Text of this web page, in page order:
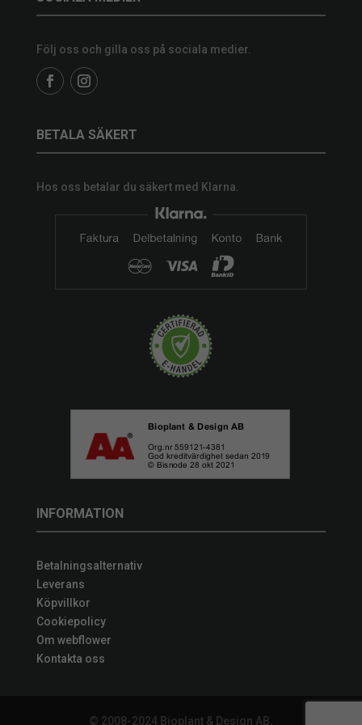
Följ oss och gilla oss på sociala medier.
BETALA SÄKERT
Hos oss betalar du säkert med Klarna.
INFORMATION
Betalningsalternativ
Leverans
Köpvillkor
Cookiepolicy
Om webflower
Kontakta oss
© 2008-2024 Bioplant & Design AB,